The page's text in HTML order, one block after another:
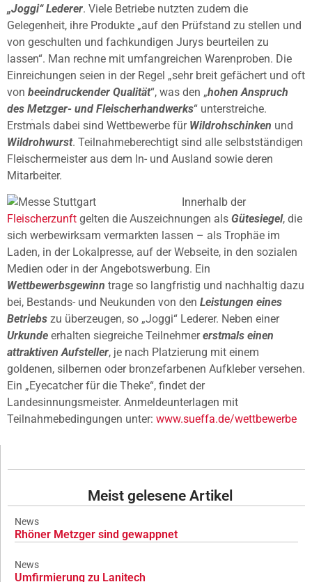
„Joggi“ Lederer. Viele Betriebe nutzten zudem die
Gelegenheit, ihre Produkte „auf den Prüfstand zu stellen und
von geschulten und fachkundigen Jurys beurteilen zu
lassen“. Man rechne mit umfangreichen Warenproben. Die
Einreichungen seien in der Regel „sehr breit gefächert und oft
von beeindruckender Qualität“, was den „hohen Anspruch
des Metzger- und Fleischerhandwerks“ unterstreiche.
Erstmals dabei sind Wettbewerbe für Wildrohschinken und
Wildrohwurst. Teilnahmeberechtigt sind alle selbstständigen
Fleischermeister aus dem In- und Ausland sowie deren
Mitarbeiter.
Innerhalb der
Fleischerzunft gelten die Auszeichnungen als Gütesiegel, die
sich werbewirksam vermarkten lassen – als Trophäe im
Laden, in der Lokalpresse, auf der Webseite, in den sozialen
Medien oder in der Angebotswerbung. Ein
Wettbewerbsgewinn trage so langfristig und nachhaltig dazu
bei, Bestands- und Neukunden von den Leistungen eines
Betriebs zu überzeugen, so „Joggi“ Lederer. Neben einer
Urkunde erhalten siegreiche Teilnehmererstmals einen
attraktiven Aufsteller, je nach Platzierung mit einem
goldenen, silbernen oder bronzefarbenen Aufkleber versehen.
Ein „Eyecatcher für die Theke“, findet der
Landesinnungsmeister. Anmeldeunterlagen mit
Teilnahmebedingungen unter: www.sueffa.de/wettbewerbe
Meist gelesene Artikel
News
Rhöner Metzger sind gewappnet
News
Umfirmierung zu Lanitech